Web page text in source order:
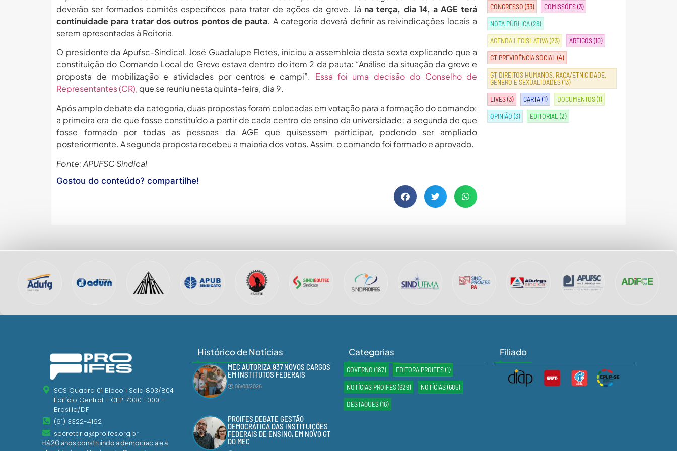
deverão ser formados comitês específicos para tratar de ações da greve. Já na terça, dia 14, a AGE terá
continuidade para tratar dos outros pontos de pauta. A categoria deverá definir as reivindicações locais a
serem apresentadas à Reitoria.
O presidente da Apufsc-Sindical, José Guadalupe Fletes, iniciou a assembleia desta sexta explicando que a
constituição do Comando Local de Greve estava dentro do item 2 da pauta: “Análise da situação da greve e
proposta de mobilização e atividades por centros e campi”. Essa foi uma decisão do Conselho de
Representantes (CR), que se reuniu nesta quinta-feira, dia 9.
Após amplo debate da categoria, duas propostas foram colocadas em votação para a formação do comando:
a primeira era de que fosse constituído a partir de cada centro de ensino da universidade; a segunda de que
fosse formado por todas as pessoas da AGE que quisessem participar, podendo ser ampliado
posteriormente. A segunda proposta recebeu a maioria dos votos. Assim, o comando foi formado e aprovado.
Fonte: APUFSC Sindical
Gostou do conteúdo? compartilhe!
CONGRESSO (33) COMISSÕES(3)
NOTA PÚBLICA(26)
AGENDA LEGISLATIVA(23) ARTIGOS(10)
GT PREVIDÊNCIA SOCIAL (4)
GT DIREITOS HUMANOS, RAÇA/ETNICIDADE,
GÊNERO E SEXUALIDADES(13)
LIVES(3) CARTA(1) DOCUMENTOS(1)
OPINIÃO (3) EDITORIAL (2)
SCS Quadra 01 Bloco I Sala 803/804
Edifício Central - CEP: 70301-000 -
Brasília/DF
(61) 3322-4162
secretaria@proifes.org.br
Há 20 anos construindo a democracia e a
Histórico de Notícias
MEC AUTORIZA 937 NOVOS CARGOS
EM INSTITUTOS FEDERAIS
06/08/2026
PROIFES DEBATE GESTÃO
DEMOCRÁTICA DAS INSTITUIÇÕES
FEDERAIS DE ENSINO, EM NOVO GT
DO MEC
Categorias
GOVERNO (187) EDITORA PROIFES(1)
NOTÍCIAS PROIFES(629) NOTÍCIAS(685)
DESTAQUES(16)
Filiado